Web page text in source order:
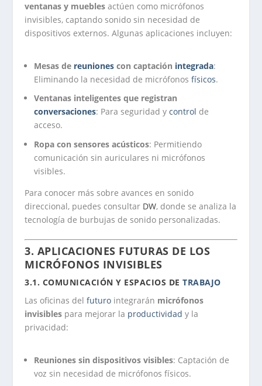
ventanas y muebles actúen como micrófonos
invisibles, captando sonido sin necesidad de
dispositivos externos. Algunas aplicaciones incluyen:
Mesas de reuniones con captación integrada:
Eliminando la necesidad de micrófonosfísicos.
Ventanas inteligentes que registran
conversaciones: Para seguridad ycontrol de
acceso.
Ropa con sensores acústicos: Permitiendo
comunicación sin auriculares ni micrófonos
visibles.
Para conocer más sobre avances en sonido
direccional, puedes consultar DW, donde se analiza la
tecnología de burbujas de sonido personalizadas.
3. APLICACIONES FUTURAS DE LOS
MICRÓFONOS INVISIBLES
3.1. COMUNICACIÓN Y ESPACIOS DETRABAJO
Las oficinas delfuturo integrarán micrófonos
invisibles para mejorar la productividad y la
privacidad:
Reuniones sin dispositivos visibles: Captación de
voz sin necesidad de micrófonos físicos.